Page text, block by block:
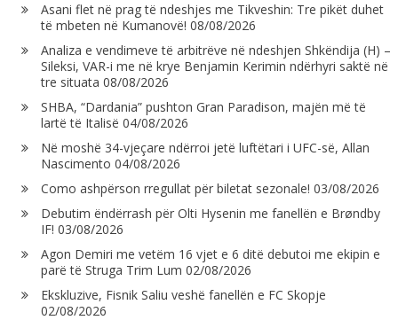
Asani flet në prag të ndeshjes me Tikveshin: Tre pikët duhet
të mbeten në Kumanovë! 08/08/2026
Analiza e vendimeve të arbitrëve në ndeshjen Shkëndija (H) –
Sileksi, VAR-i me në krye Benjamin Kerimin ndërhyri saktë në
tre situata 08/08/2026
SHBA, “Dardania” pushton Gran Paradison, majën më të
lartë të Italisë 04/08/2026
Në moshë 34-vjeçare ndërroi jetë luftëtari i UFC-së, Allan
Nascimento 04/08/2026
Como ashpërson rregullat për biletat sezonale! 03/08/2026
Debutim ëndërrash për Olti Hysenin me fanellën e Brøndby
IF! 03/08/2026
Agon Demiri me vetëm 16 vjet e 6 ditë debutoi me ekipin e
parë të Struga Trim Lum 02/08/2026
Ekskluzive, Fisnik Saliu veshë fanellën e FC Skopje
02/08/2026